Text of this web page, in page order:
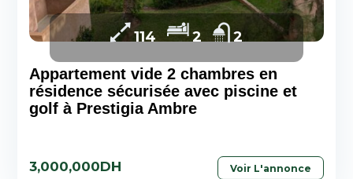
Appartement vide 2 chambres en
résidence sécurisée avec piscine et
golf à Prestigia Ambre
3,000,000DH Voir L'annonce
114 2 2